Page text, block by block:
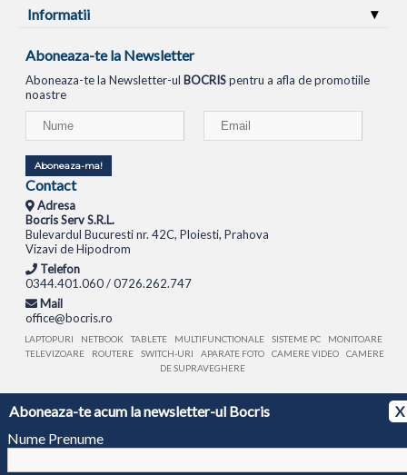
Aboneaza-te acum la newsletter-ul Bocris
X
Nume Prenume
Informatii
Aboneaza-te la Newsletter
Aboneaza-te la Newsletter-ul BOCRISpentru a afla de promotiile
noastre
Aboneaza-ma!
Contact
Adresa
Bocris Serv S.R.L.
Bulevardul Bucuresti nr. 42C, Ploiesti, Prahova
Vizavi de Hipodrom
Telefon
0344.401.060 / 0726.262.747
Mail
office@bocris.ro
LAPTOPURI NETBOOK TABLETE MULTIFUNCTIONALE SISTEME PC
MONITOARE
TELEVIZOARE
ROUTERE SWITCH-URI APARATE FOTO CAMERE VIDEO
CAMERE
DE SUPRAVEGHERE
© 1994 - 2026 BOCRIS SERV S.R.L. | CUI: RO6260085, REG. COM.: J29/2413/1994